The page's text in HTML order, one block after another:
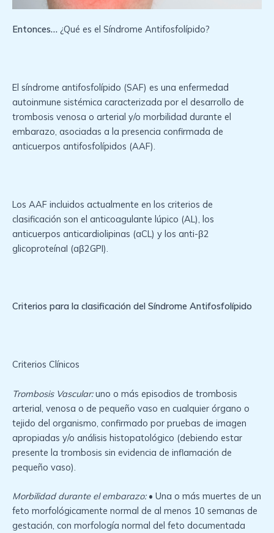
Entonces… ¿Qué es el Síndrome Antifosfolípido?
El síndrome antifosfolípido (SAF) es una enfermedad
autoinmune sistémica caracterizada por el desarrollo de
trombosis venosa o arterial y/o morbilidad durante el
embarazo, asociadas a la presencia confirmada de
anticuerpos antifosfolípidos (AAF).
Los AAF incluidos actualmente en los criterios de
clasificación son el anticoagulante lúpico (AL), los
anticuerpos anticardiolipinas (aCL) y los anti-β2
glicoproteínaI (aβ2GPI).
Criterios para la clasificación del Síndrome Antifosfolípido
Criterios Clínicos
Trombosis Vascular:uno o más episodios de trombosis
arterial, venosa o de pequeño vaso en cualquier órgano o
tejido del organismo, confirmado por pruebas de imagen
apropiadas y/o análisis histopatológico (debiendo estar
presente la trombosis sin evidencia de inflamación de
pequeño vaso).
Morbilidad durante el embarazo:• Una o más muertes de un
feto morfológicamente normal de al menos 10 semanas de
gestación, con morfología normal del feto documentada